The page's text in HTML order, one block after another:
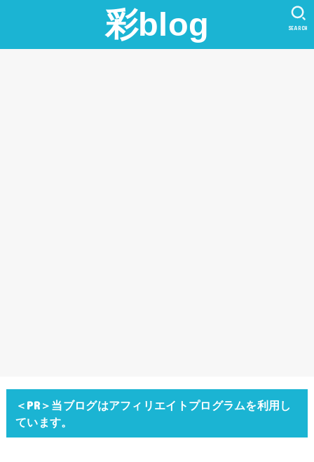
彩blog SEARCH
＜PR＞当ブログはアフィリエイトプログラムを利用し
ています。